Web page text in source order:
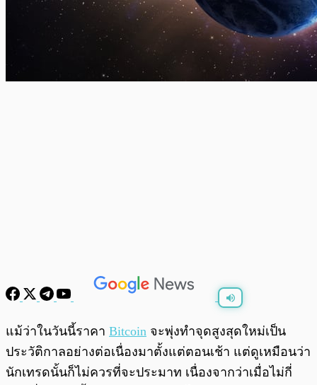
พร้อมเล่น 0:00 / 0:00
แม้ว่าในวันนี้ราคา Bitcoin จะพุ่งทำจุดสูงสุดใหม่เป็น
ประวัติกาลอย่างต่อเนื่องมาตั้งแต่ตอนเช้า แต่ดูเหมือนว่า
นักเทรดนั้นก็ไม่ควรที่จะประมาท เนื่องจากว่าเมื่อไม่กี่